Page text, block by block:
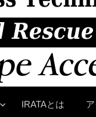
IRATAとは